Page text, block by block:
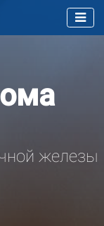
железы